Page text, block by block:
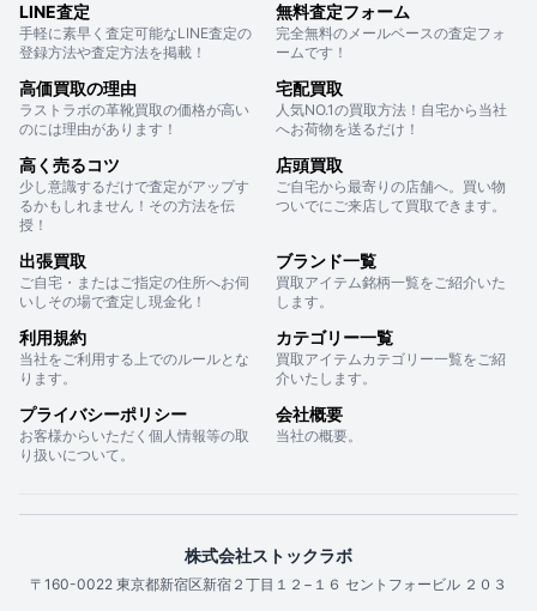
LINE査定
手軽に素早く査定可能なLINE査定の
登録方法や査定方法を掲載！
無料査定フォーム
完全無料のメールベースの査定フォ
ームです！
高価買取の理由
ラストラボの革靴買取の価格が高い
のには理由があります！
宅配買取
人気NO.1の買取方法！自宅から当社
へお荷物を送るだけ！
高く売るコツ
少し意識するだけで査定がアップす
るかもしれません！その方法を伝
授！
店頭買取
ご自宅から最寄りの店舗へ。買い物
ついでにご来店して買取できます。
出張買取
ご自宅・またはご指定の住所へお伺
いしその場で査定し現金化！
ブランド一覧
買取アイテム銘柄一覧をご紹介いた
します。
利用規約
当社をご利用する上でのルールとな
ります。
カテゴリー一覧
買取アイテムカテゴリー一覧をご紹
介いたします。
プライバシーポリシー
お客様からいただく個人情報等の取
り扱いについて。
会社概要
当社の概要。
株式会社ストックラボ
〒160-0022 東京都新宿区新宿２丁目１２−１６ セントフォービル ２０３